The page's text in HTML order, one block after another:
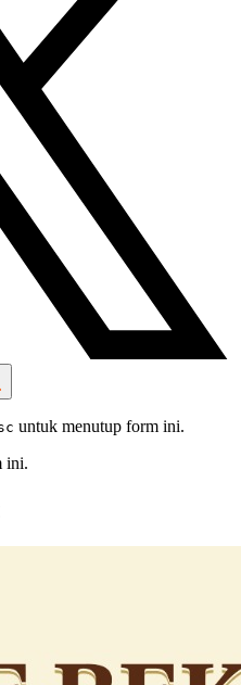
untuk menutup form ini.
ini.